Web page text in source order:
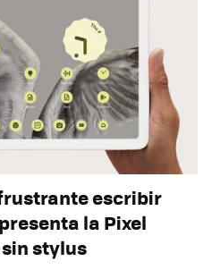
escribir
la Pixel
stylus